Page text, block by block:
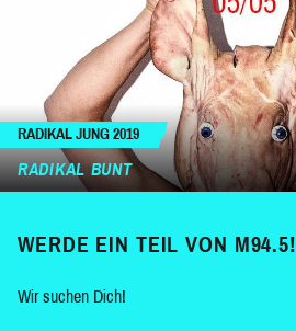
RADIKAL JUNG 2019
RADIKAL BUNT
WERDE EIN TEIL VON M94.5!
Wir suchen Dich!